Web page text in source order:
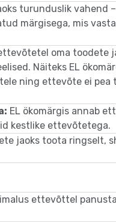
turunduslik vahend
märgisega, mis
oma toodete
Näiteks EL
ning ettevõte ei
EL ökomärgis annab
kestlike ettevõtetega.
jaoks toota ringselt,
ettevõttel